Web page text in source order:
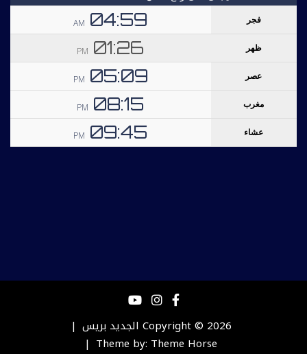
Copyright © 2026 الجديد بريس
Theme by: Theme Horse